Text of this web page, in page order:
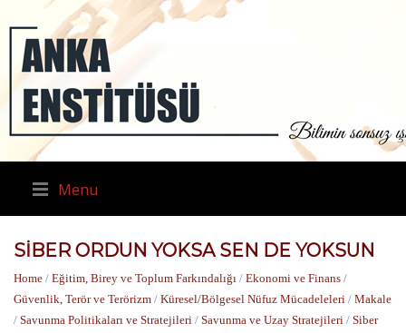
Menu
SİBER ORDUN YOKSA SEN DE YOKSUN
Home / Eğitim, Birey ve Toplum Farkındalığı / Ekonomi ve Finans /
Güvenlik, Terör ve Terörizm / Küresel/Bölgesel Nüfuz Mücadeleleri / Makale
/ Savunma Politikaları ve Stratejileri / Savunma ve Uzay Stratejileri / Siber